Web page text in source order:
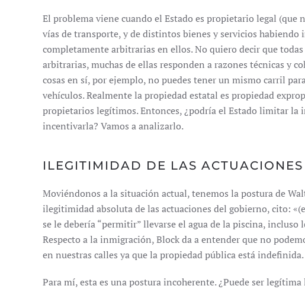
El problema viene cuando el Estado es propietario legal
vías de transporte, y de distintos bienes y servicios habiendo
completamente arbitrarias en ellos. No quiero decir que
arbitrarias, muchas de ellas responden a razones técnicas y
cosas en sí, por ejemplo, no puedes tener un mismo carril
vehículos. Realmente la propiedad estatal es propiedad
propietarios legítimos. Entonces, ¿podría el Estado limitar la
incentivarla? Vamos a analizarlo.
ILEGITIMIDAD DE LAS
Moviéndonos a la situación actual, tenemos la postura de
ilegitimidad absoluta de las actuaciones del gobierno, cito:
se le debería “permitir” llevarse el agua de la piscina,
Respecto a la inmigración, Block da a entender que no
en nuestras calles ya que la propiedad pública está indefinida.
Para mí, esta es una postura incoherente. ¿Puede ser